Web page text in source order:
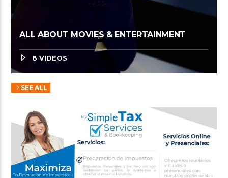
ALL ABOUT MOVIES & ENTERTAINMENT
8 VIDEOS
SEE ALL